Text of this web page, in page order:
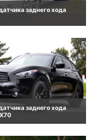
заднего хода
заднего хода